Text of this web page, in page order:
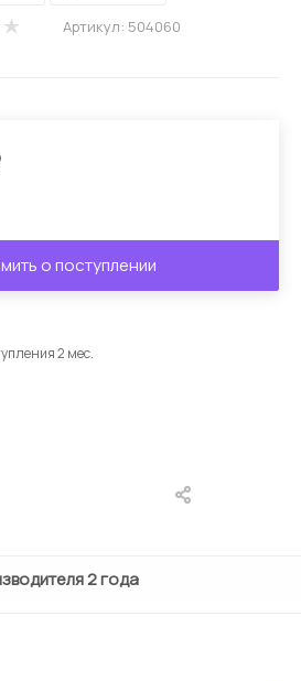
Артикул: 504060
2 года
о поступлении
2 мес.